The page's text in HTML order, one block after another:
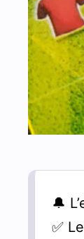
🔔
✅ Le